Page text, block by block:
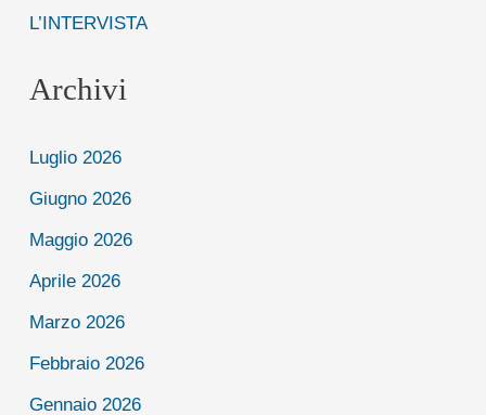
L’INTERVISTA
Archivi
Luglio 2026
Giugno 2026
Maggio 2026
Aprile 2026
Marzo 2026
Febbraio 2026
Gennaio 2026